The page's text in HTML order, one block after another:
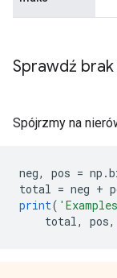
Sprawdź
Spójrzmy na
neg, pos = np .
total = neg +
print(
total, pos,